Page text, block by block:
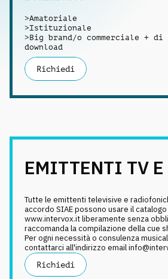
>Amatoriale
>Istituzionale
>Big brand/o commerciale + di
download
Richiedi
EMITTENTI TV
Tutte le emittenti televisive e
accordo SIAE possono usare il
www.intervox.it liberamente senza
raccomanda la compilazione della cue
Per ogni necessità o consulenza
contattarci all'indirizzo email
Richiedi